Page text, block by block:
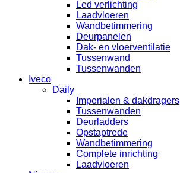
Led verlichting
Laadvloeren
Wandbetimmering
Deurpanelen
Dak- en vloerventilatie
Tussenwand
Tussenwanden
Iveco
Daily
Imperialen & dakdragers
Tussenwanden
Deurladders
Opstaptrede
Wandbetimmering
Complete inrichting
Laadvloeren